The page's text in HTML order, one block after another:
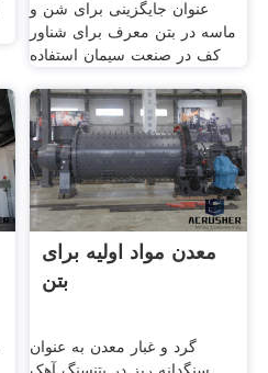
عنوان جایگزینی برای شن و
ماسه در بتن معرف برای شناور
کف در صنعت سیمان استفاده
معدن مواد اولیه برای
بتن
گرد و غبار معدن به عنوان